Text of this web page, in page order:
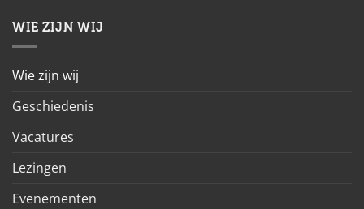
WIE ZIJN WIJ
Wie zijn wij
Geschiedenis
Vacatures
Lezingen
Evenementen